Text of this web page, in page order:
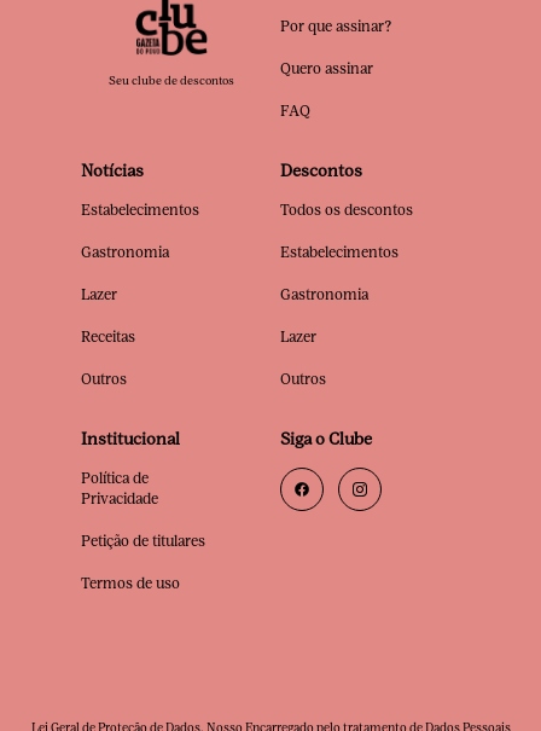
Seu clube de descontos
Por que assinar?
Quero assinar
FAQ
Notícias
Estabelecimentos
Gastronomia
Lazer
Receitas
Outros
Descontos
Todos os descontos
Estabelecimentos
Gastronomia
Lazer
Outros
Institucional
Política de
Privacidade
Petição de titulares
Termos de uso
Siga o Clube
Lei Geral de Proteção de Dados. Nosso Encarregado pelo tratamento de Dados Pessoais